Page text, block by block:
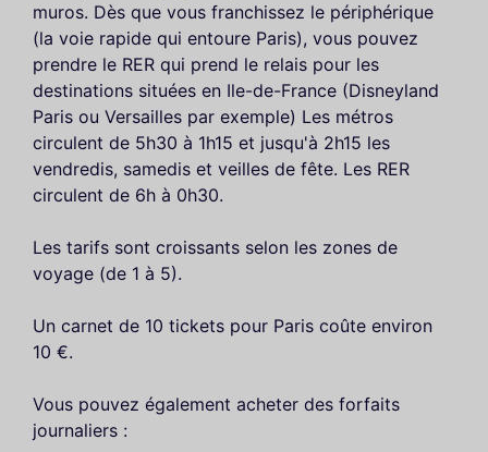
muros. Dès que vous franchissez le périphérique
(la voie rapide qui entoure Paris), vous pouvez
prendre le RER qui prend le relais pour les
destinations situées en Ile-de-France (Disneyland
Paris ou Versailles par exemple) Les métros
circulent de 5h30 à 1h15 et jusqu'à 2h15 les
vendredis, samedis et veilles de fête. Les RER
circulent de 6h à 0h30.
Les tarifs sont croissants selon les zones de
voyage (de 1 à 5).
Un carnet de 10 tickets pour Paris coûte environ
10 €.
Vous pouvez également acheter des forfaits
journaliers :